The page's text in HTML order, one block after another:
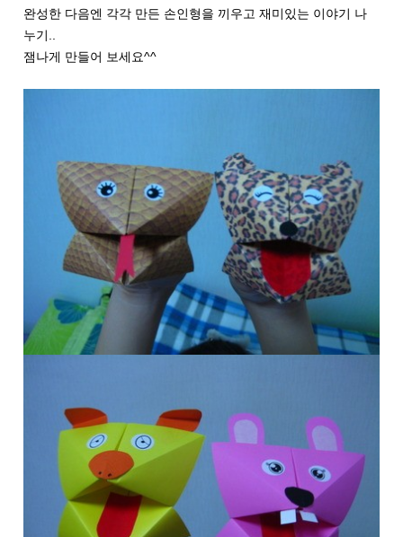
완성한 다음엔 각각 만든 손인형을 끼우고 재미있는 이야기 나
누기..
잼나게 만들어 보세요^^